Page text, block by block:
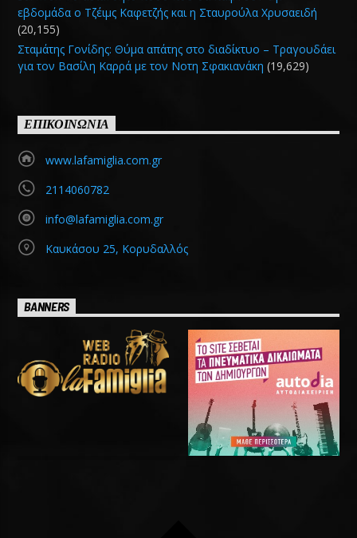
εβδομάδα ο Τζέιμς Καφετζής και η Σταυρούλα Χρυσαειδή
(20,155)
Σταμάτης Γονίδης: Θύμα απάτης στο διαδίκτυο – Τραγουδάει
για τον Βασίλη Καρρά με τον Νοτη Σφακιανάκη (19,629)
ΕΠΙΚΟΙΝΩΝΙΑ
www.lafamiglia.com.gr
2114060782
info@lafamiglia.com.gr
Καυκάσου 25, Κορυδαλλός
BANNERS